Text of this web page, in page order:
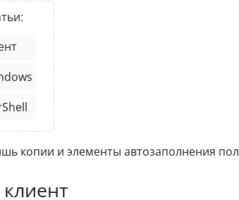
копии и элементы автозаполнения